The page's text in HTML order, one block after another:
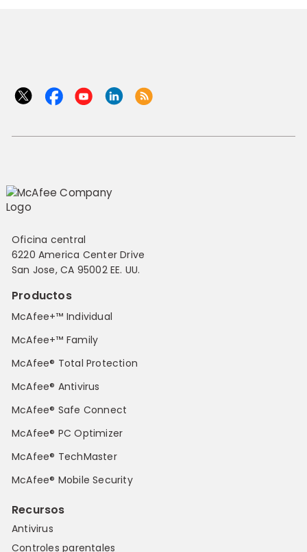
Oficina central
6220 America Center Drive
San Jose, CA 95002 EE. UU.
Productos
McAfee+™ Individual
McAfee+™ Family
McAfee® Total Protection
McAfee® Antivirus
McAfee® Safe Connect
McAfee® PC Optimizer
McAfee® TechMaster
McAfee® Mobile Security
Recursos
Antivirus
Controles parentales